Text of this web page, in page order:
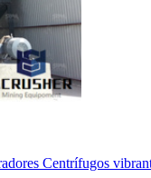
Centrífugos